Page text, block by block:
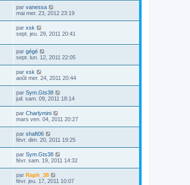
par vanessa
mai mer. 23, 2012 23:19
par xsk
sept. jeu. 29, 2011 20:41
par gégé
sept. lun. 12, 2011 22:05
par xsk
août mer. 24, 2011 20:44
par Sym.Gts38
juil. sam. 09, 2011 18:14
par Charlymini
mars ven. 04, 2011 20:27
par shaft06
févr. dim. 20, 2011 19:25
par Sym.Gts38
févr. sam. 19, 2011 14:32
par Raph_38
févr. jeu. 17, 2011 10:07